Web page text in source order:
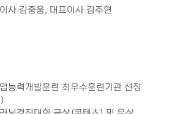
사 김중웅, 대표이사 김주현
능력개발훈련 최우수훈련기관 선정